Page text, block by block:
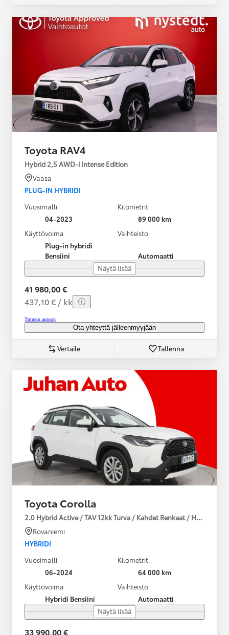
Toyota RAV4
Hybrid 2,5 AWD-i Intense Edition
Vaasa
PLUG-IN HYBRIDI
Vuosimalli
04-2023
Kilometrit
89 000 km
Käyttövoima
Plug-in hybridi
Bensiini
Vaihteisto
Automaatti
Näytä lisää
41 980,00 €
437,10 € / kk
Tutustu autoon
Ota yhteyttä jälleenmyyjään
Vertaile Tallenna
Toyota Corolla
2.0 Hybrid Active / TAV 12kk Turva / Kahdet Renkaat /
Rovaniemi
HYBRIDI
Vuosimalli
06-2024
Kilometrit
64 000 km
Käyttövoima
Hybridi Bensiini
Vaihteisto
Automaatti
Näytä lisää
33 990,00 €